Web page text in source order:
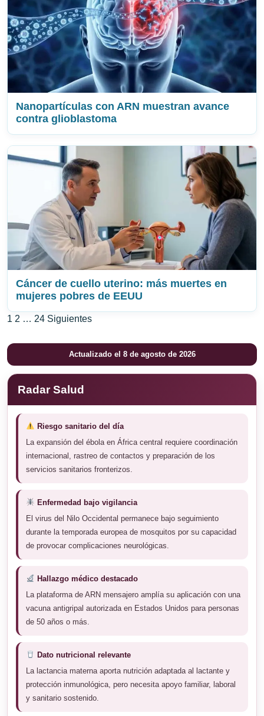
Nanopartículas con ARN muestran avance
contra glioblastoma
Cáncer de cuello uterino: más muertes en
mujeres pobres de EEUU
Paginación
de
entradas
1 2 … 24 Siguientes
Actualizado el 8 de agosto de 2026
Radar Salud
Riesgo sanitario del día
La expansión del ébola en África central requiere coordinación
internacional, rastreo de contactos y preparación de los
servicios sanitarios fronterizos.
Enfermedad bajo vigilancia
El virus del Nilo Occidental permanece bajo seguimiento
durante la temporada europea de mosquitos por su capacidad
de provocar complicaciones neurológicas.
Hallazgo médico destacado
La plataforma de ARN mensajero amplía su aplicación con una
vacuna antigripal autorizada en Estados Unidos para personas
de 50 años o más.
Dato nutricional relevante
La lactancia materna aporta nutrición adaptada al lactante y
protección inmunológica, pero necesita apoyo familiar, laboral
y sanitario sostenido.